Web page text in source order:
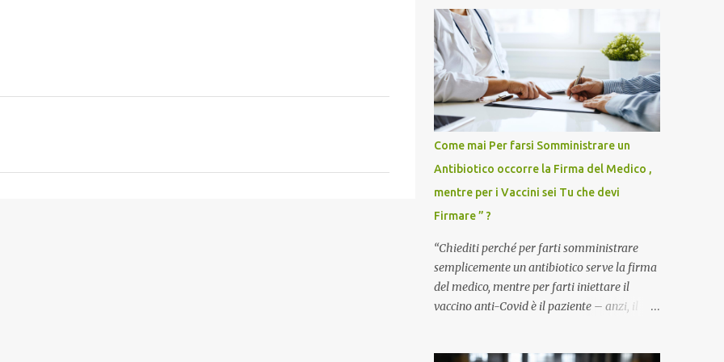
Come mai Per farsi Somministrare un
Antibiotico occorre la Firma del Medico ,
mentre per i Vaccini sei Tu che devi
Firmare ” ?
“Chiediti perché per farti somministrare
semplicemente un antibiotico serve la firma
del medico, mentre per farti iniettare il
vaccino anti-Covid è il paziente – anzi, il